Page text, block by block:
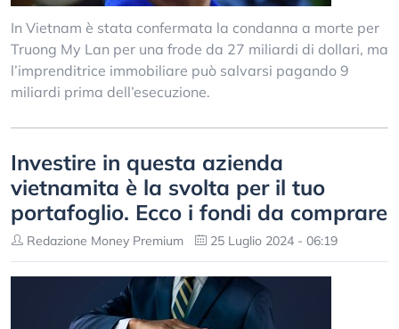
In Vietnam è stata confermata la condanna a morte per
Truong My Lan per una frode da 27 miliardi di dollari, ma
l’imprenditrice immobiliare può salvarsi pagando 9
miliardi prima dell’esecuzione.
Investire in questa azienda
vietnamita è la svolta per il tuo
portafoglio. Ecco i fondi da comprare
Redazione Money Premium 25 Luglio 2024 - 06:19